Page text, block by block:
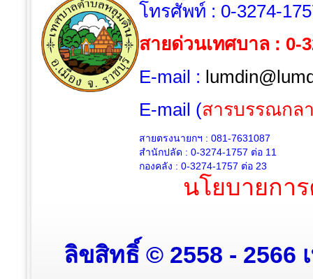
โทรศัพท์ : 0-3274-
สายด่วนเทศบาล : 0-
E-mail :
E-mail (สารบรรณกล
สายตรงนายกฯ : 081-7631087
สำนักปลัด : 0-3274-1757 ต่อ 11
กองคลัง : 0-3274-1757 ต่อ 23
นโยบายกา
ลิขสิทธิ์ © 2558 - 2566